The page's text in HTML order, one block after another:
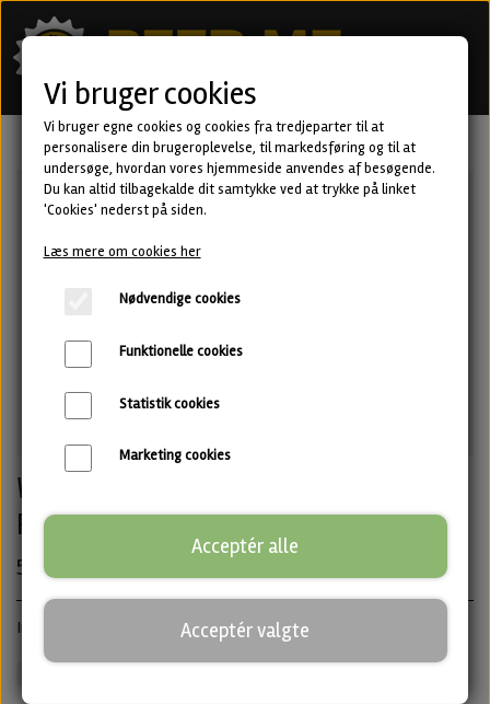
Waking Fantasy - Imperial Stout fra
Pühaste
50,00 kr.
Imperial Stout · ABV: 11% · Dåse: 33cl
Vi bruger cookies
Vi bruger egne cookies og cookies fra tredjeparter til at
personalisere din brugeroplevelse, til markedsføring og til at
undersøge, hvordan vores hjemmeside anvendes af besøgende.
Du kan altid tilbagekalde dit samtykke ved at trykke på linket
'Cookies' nederst på siden.
Læs mere om cookies her
Nødvendige cookies
Funktionelle cookies
Statistik cookies
Marketing cookies
Acceptér alle
Acceptér valgte